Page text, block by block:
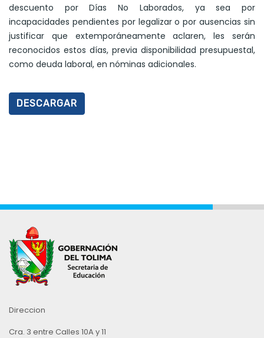
descuento por Días No Laborados, ya sea por
incapacidades pendientes por legalizar o por ausencias sin
justificar que extemporáneamente aclaren, les serán
reconocidos estos días, previa disponibilidad presupuestal,
como deuda laboral, en nóminas adicionales.
DESCARGAR
Direccion
Cra. 3 entre Calles 10A y 11